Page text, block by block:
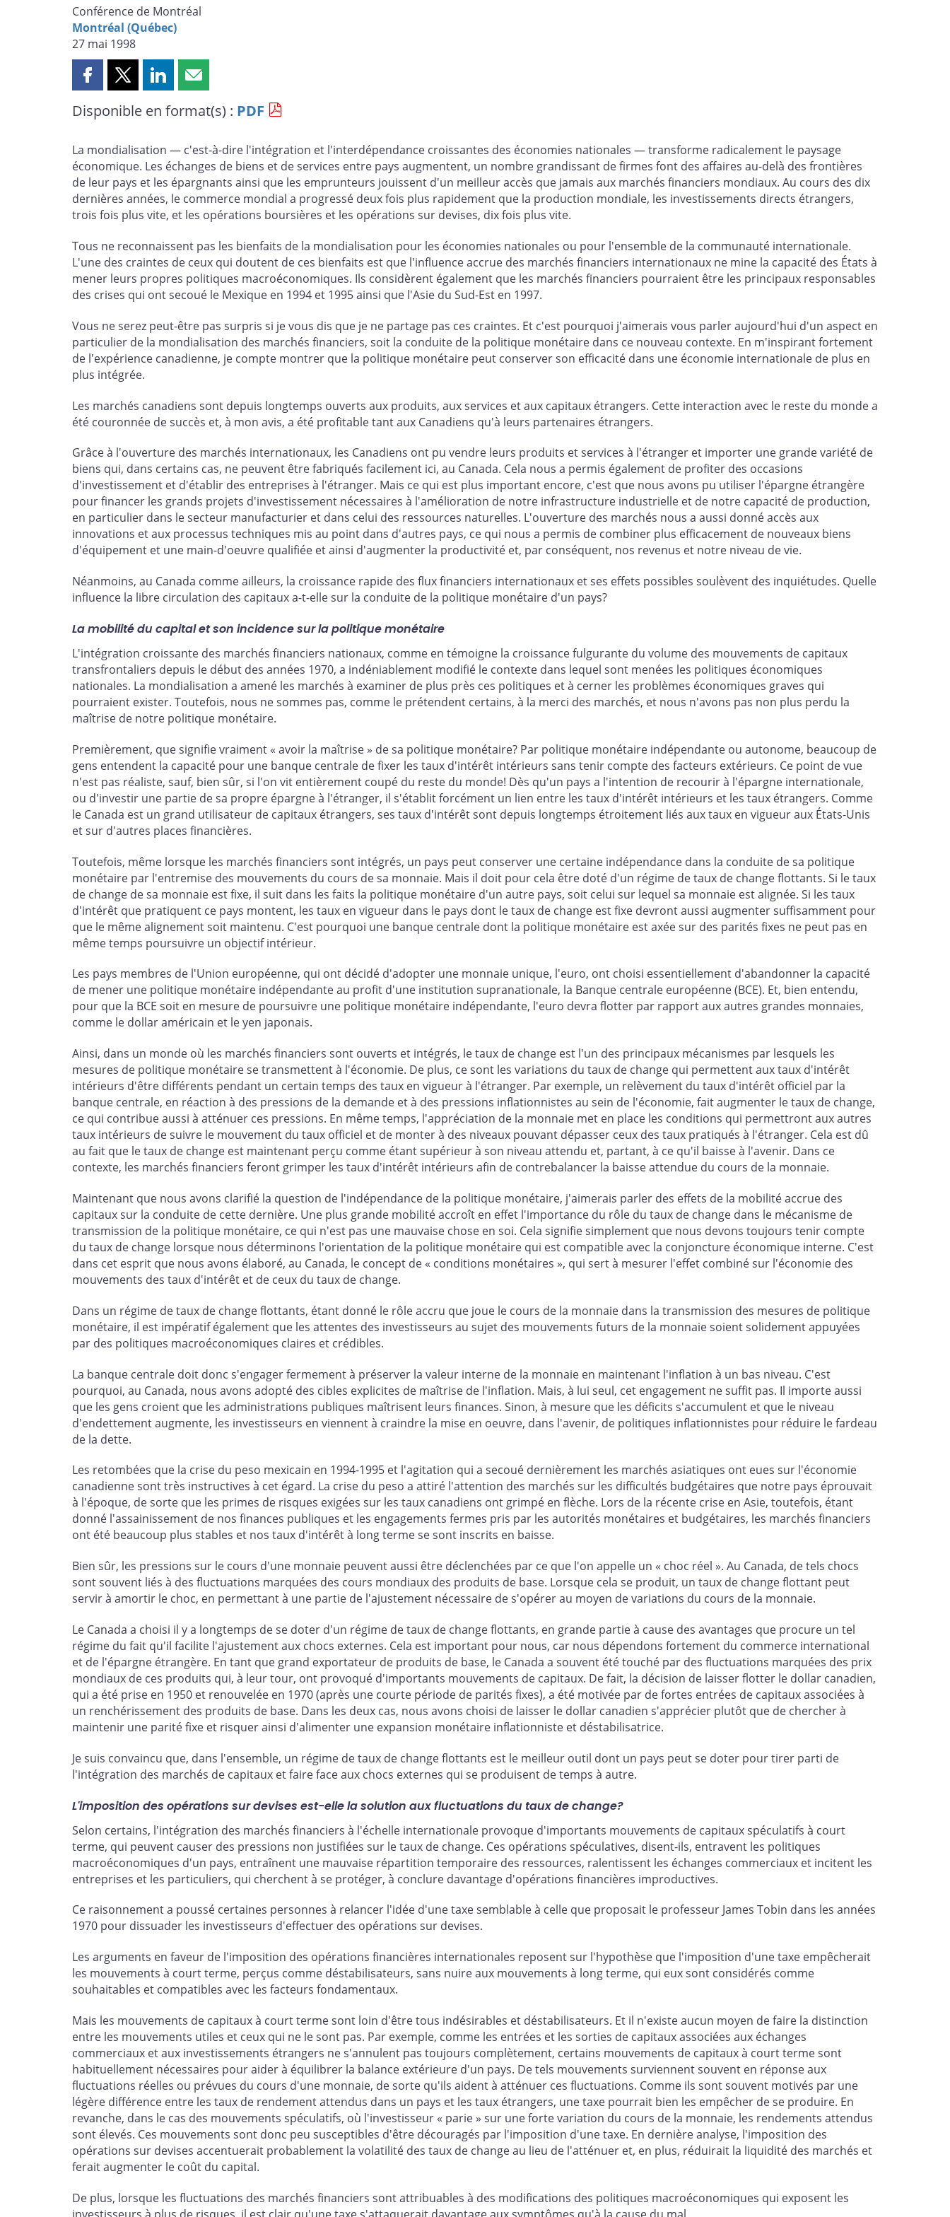
Conférence de Montréal
Montréal (Québec)
27 mai 1998
Partager
page
Facebook
Partager
page
X
Partager
page
LinkedIn
Partager
page
courriel
Disponible en format(s) : PDF
La mondialisation — c'est-à-dire l'intégration et l'interdépendance croissantes des économies nationales — transforme radicalement le paysage
économique. Les échanges de biens et de services entre pays augmentent, un nombre grandissant de firmes font des affaires au-delà des frontières
de leur pays et les épargnants ainsi que les emprunteurs jouissent d'un meilleur accès que jamais aux marchés financiers mondiaux. Au cours des dix
dernières années, le commerce mondial a progressé deux fois plus rapidement que la production mondiale, les investissements directs étrangers,
trois fois plus vite, et les opérations boursières et les opérations sur devises, dix fois plus vite.
Tous ne reconnaissent pas les bienfaits de la mondialisation pour les économies nationales ou pour l'ensemble de la communauté internationale.
L'une des craintes de ceux qui doutent de ces bienfaits est que l'influence accrue des marchés financiers internationaux ne mine la capacité des États à
mener leurs propres politiques macroéconomiques. Ils considèrent également que les marchés financiers pourraient être les principaux responsables
des crises qui ont secoué le Mexique en 1994 et 1995 ainsi que l'Asie du Sud-Est en 1997.
Vous ne serez peut-être pas surpris si je vous dis que je ne partage pas ces craintes. Et c'est pourquoi j'aimerais vous parler aujourd'hui d'un aspect en
particulier de la mondialisation des marchés financiers, soit la conduite de la politique monétaire dans ce nouveau contexte. En m'inspirant fortement
de l'expérience canadienne, je compte montrer que la politique monétaire peut conserver son efficacité dans une économie internationale de plus en
plus intégrée.
Les marchés canadiens sont depuis longtemps ouverts aux produits, aux services et aux capitaux étrangers. Cette interaction avec le reste du monde a
été couronnée de succès et, à mon avis, a été profitable tant aux Canadiens qu'à leurs partenaires étrangers.
Grâce à l'ouverture des marchés internationaux, les Canadiens ont pu vendre leurs produits et services à l'étranger et importer une grande variété de
biens qui, dans certains cas, ne peuvent être fabriqués facilement ici, au Canada. Cela nous a permis également de profiter des occasions
d'investissement et d'établir des entreprises à l'étranger. Mais ce qui est plus important encore, c'est que nous avons pu utiliser l'épargne étrangère
pour financer les grands projets d'investissement nécessaires à l'amélioration de notre infrastructure industrielle et de notre capacité de production,
en particulier dans le secteur manufacturier et dans celui des ressources naturelles. L'ouverture des marchés nous a aussi donné accès aux
innovations et aux processus techniques mis au point dans d'autres pays, ce qui nous a permis de combiner plus efficacement de nouveaux biens
d'équipement et une main-d'oeuvre qualifiée et ainsi d'augmenter la productivité et, par conséquent, nos revenus et notre niveau de vie.
Néanmoins, au Canada comme ailleurs, la croissance rapide des flux financiers internationaux et ses effets possibles soulèvent des inquiétudes. Quelle
influence la libre circulation des capitaux a-t-elle sur la conduite de la politique monétaire d'un pays?
La mobilité du capital et son incidence sur la politique monétaire
L'intégration croissante des marchés financiers nationaux, comme en témoigne la croissance fulgurante du volume des mouvements de capitaux
transfrontaliers depuis le début des années 1970, a indéniablement modifié le contexte dans lequel sont menées les politiques économiques
nationales. La mondialisation a amené les marchés à examiner de plus près ces politiques et à cerner les problèmes économiques graves qui
pourraient exister. Toutefois, nous ne sommes pas, comme le prétendent certains, à la merci des marchés, et nous n'avons pas non plus perdu la
maîtrise de notre politique monétaire.
Premièrement, que signifie vraiment « avoir la maîtrise » de sa politique monétaire? Par politique monétaire indépendante ou autonome, beaucoup de
gens entendent la capacité pour une banque centrale de fixer les taux d'intérêt intérieurs sans tenir compte des facteurs extérieurs. Ce point de vue
n'est pas réaliste, sauf, bien sûr, si l'on vit entièrement coupé du reste du monde! Dès qu'un pays a l'intention de recourir à l'épargne internationale,
ou d'investir une partie de sa propre épargne à l'étranger, il s'établit forcément un lien entre les taux d'intérêt intérieurs et les taux étrangers. Comme
le Canada est un grand utilisateur de capitaux étrangers, ses taux d'intérêt sont depuis longtemps étroitement liés aux taux en vigueur aux États-Unis
et sur d'autres places financières.
Toutefois, même lorsque les marchés financiers sont intégrés, un pays peut conserver une certaine indépendance dans la conduite de sa politique
monétaire par l'entremise des mouvements du cours de sa monnaie. Mais il doit pour cela être doté d'un régime de taux de change flottants. Si le taux
de change de sa monnaie est fixe, il suit dans les faits la politique monétaire d'un autre pays, soit celui sur lequel sa monnaie est alignée. Si les taux
d'intérêt que pratiquent ce pays montent, les taux en vigueur dans le pays dont le taux de change est fixe devront aussi augmenter suffisamment pour
que le même alignement soit maintenu. C'est pourquoi une banque centrale dont la politique monétaire est axée sur des parités fixes ne peut pas en
même temps poursuivre un objectif intérieur.
Les pays membres de l'Union européenne, qui ont décidé d'adopter une monnaie unique, l'euro, ont choisi essentiellement d'abandonner la capacité
de mener une politique monétaire indépendante au profit d'une institution supranationale, la Banque centrale européenne (BCE). Et, bien entendu,
pour que la BCE soit en mesure de poursuivre une politique monétaire indépendante, l'euro devra flotter par rapport aux autres grandes monnaies,
comme le dollar américain et le yen japonais.
Ainsi, dans un monde où les marchés financiers sont ouverts et intégrés, le taux de change est l'un des principaux mécanismes par lesquels les
mesures de politique monétaire se transmettent à l'économie. De plus, ce sont les variations du taux de change qui permettent aux taux d'intérêt
intérieurs d'être différents pendant un certain temps des taux en vigueur à l'étranger. Par exemple, un relèvement du taux d'intérêt officiel par la
banque centrale, en réaction à des pressions de la demande et à des pressions inflationnistes au sein de l'économie, fait augmenter le taux de change,
ce qui contribue aussi à atténuer ces pressions. En même temps, l'appréciation de la monnaie met en place les conditions qui permettront aux autres
taux intérieurs de suivre le mouvement du taux officiel et de monter à des niveaux pouvant dépasser ceux des taux pratiqués à l'étranger. Cela est dû
au fait que le taux de change est maintenant perçu comme étant supérieur à son niveau attendu et, partant, à ce qu'il baisse à l'avenir. Dans ce
contexte, les marchés financiers feront grimper les taux d'intérêt intérieurs afin de contrebalancer la baisse attendue du cours de la monnaie.
Maintenant que nous avons clarifié la question de l'indépendance de la politique monétaire, j'aimerais parler des effets de la mobilité accrue des
capitaux sur la conduite de cette dernière. Une plus grande mobilité accroît en effet l'importance du rôle du taux de change dans le mécanisme de
transmission de la politique monétaire, ce qui n'est pas une mauvaise chose en soi. Cela signifie simplement que nous devons toujours tenir compte
du taux de change lorsque nous déterminons l'orientation de la politique monétaire qui est compatible avec la conjoncture économique interne. C'est
dans cet esprit que nous avons élaboré, au Canada, le concept de « conditions monétaires », qui sert à mesurer l'effet combiné sur l'économie des
mouvements des taux d'intérêt et de ceux du taux de change.
Dans un régime de taux de change flottants, étant donné le rôle accru que joue le cours de la monnaie dans la transmission des mesures de politique
monétaire, il est impératif également que les attentes des investisseurs au sujet des mouvements futurs de la monnaie soient solidement appuyées
par des politiques macroéconomiques claires et crédibles.
La banque centrale doit donc s'engager fermement à préserver la valeur interne de la monnaie en maintenant l'inflation à un bas niveau. C'est
pourquoi, au Canada, nous avons adopté des cibles explicites de maîtrise de l'inflation. Mais, à lui seul, cet engagement ne suffit pas. Il importe aussi
que les gens croient que les administrations publiques maîtrisent leurs finances. Sinon, à mesure que les déficits s'accumulent et que le niveau
d'endettement augmente, les investisseurs en viennent à craindre la mise en oeuvre, dans l'avenir, de politiques inflationnistes pour réduire le fardeau
de la dette.
Les retombées que la crise du peso mexicain en 1994-1995 et l'agitation qui a secoué dernièrement les marchés asiatiques ont eues sur l'économie
canadienne sont très instructives à cet égard. La crise du peso a attiré l'attention des marchés sur les difficultés budgétaires que notre pays éprouvait
à l'époque, de sorte que les primes de risques exigées sur les taux canadiens ont grimpé en flèche. Lors de la récente crise en Asie, toutefois, étant
donné l'assainissement de nos finances publiques et les engagements fermes pris par les autorités monétaires et budgétaires, les marchés financiers
ont été beaucoup plus stables et nos taux d'intérêt à long terme se sont inscrits en baisse.
Bien sûr, les pressions sur le cours d'une monnaie peuvent aussi être déclenchées par ce que l'on appelle un « choc réel ». Au Canada, de tels chocs
sont souvent liés à des fluctuations marquées des cours mondiaux des produits de base. Lorsque cela se produit, un taux de change flottant peut
servir à amortir le choc, en permettant à une partie de l'ajustement nécessaire de s'opérer au moyen de variations du cours de la monnaie.
Le Canada a choisi il y a longtemps de se doter d'un régime de taux de change flottants, en grande partie à cause des avantages que procure un tel
régime du fait qu'il facilite l'ajustement aux chocs externes. Cela est important pour nous, car nous dépendons fortement du commerce international
et de l'épargne étrangère. En tant que grand exportateur de produits de base, le Canada a souvent été touché par des fluctuations marquées des prix
mondiaux de ces produits qui, à leur tour, ont provoqué d'importants mouvements de capitaux. De fait, la décision de laisser flotter le dollar canadien,
qui a été prise en 1950 et renouvelée en 1970 (après une courte période de parités fixes), a été motivée par de fortes entrées de capitaux associées à
un renchérissement des produits de base. Dans les deux cas, nous avons choisi de laisser le dollar canadien s'apprécier plutôt que de chercher à
maintenir une parité fixe et risquer ainsi d'alimenter une expansion monétaire inflationniste et déstabilisatrice.
Je suis convaincu que, dans l'ensemble, un régime de taux de change flottants est le meilleur outil dont un pays peut se doter pour tirer parti de
l'intégration des marchés de capitaux et faire face aux chocs externes qui se produisent de temps à autre.
L'imposition des opérations sur devises est-elle la solution aux fluctuations du taux de change?
Selon certains, l'intégration des marchés financiers à l'échelle internationale provoque d'importants mouvements de capitaux spéculatifs à court
terme, qui peuvent causer des pressions non justifiées sur le taux de change. Ces opérations spéculatives, disent-ils, entravent les politiques
macroéconomiques d'un pays, entraînent une mauvaise répartition temporaire des ressources, ralentissent les échanges commerciaux et incitent les
entreprises et les particuliers, qui cherchent à se protéger, à conclure davantage d'opérations financières improductives.
Ce raisonnement a poussé certaines personnes à relancer l'idée d'une taxe semblable à celle que proposait le professeur James Tobin dans les années
1970 pour dissuader les investisseurs d'effectuer des opérations sur devises.
Les arguments en faveur de l'imposition des opérations financières internationales reposent sur l'hypothèse que l'imposition d'une taxe empêcherait
les mouvements à court terme, perçus comme déstabilisateurs, sans nuire aux mouvements à long terme, qui eux sont considérés comme
souhaitables et compatibles avec les facteurs fondamentaux.
Mais les mouvements de capitaux à court terme sont loin d'être tous indésirables et déstabilisateurs. Et il n'existe aucun moyen de faire la distinction
entre les mouvements utiles et ceux qui ne le sont pas. Par exemple, comme les entrées et les sorties de capitaux associées aux échanges
commerciaux et aux investissements étrangers ne s'annulent pas toujours complètement, certains mouvements de capitaux à court terme sont
habituellement nécessaires pour aider à équilibrer la balance extérieure d'un pays. De tels mouvements surviennent souvent en réponse aux
fluctuations réelles ou prévues du cours d'une monnaie, de sorte qu'ils aident à atténuer ces fluctuations. Comme ils sont souvent motivés par une
légère différence entre les taux de rendement attendus dans un pays et les taux étrangers, une taxe pourrait bien les empêcher de se produire. En
revanche, dans le cas des mouvements spéculatifs, où l'investisseur « parie » sur une forte variation du cours de la monnaie, les rendements attendus
sont élevés. Ces mouvements sont donc peu susceptibles d'être découragés par l'imposition d'une taxe. En dernière analyse, l'imposition des
opérations sur devises accentuerait probablement la volatilité des taux de change au lieu de l'atténuer et, en plus, réduirait la liquidité des marchés et
ferait augmenter le coût du capital.
De plus, lorsque les fluctuations des marchés financiers sont attribuables à des modifications des politiques macroéconomiques qui exposent les